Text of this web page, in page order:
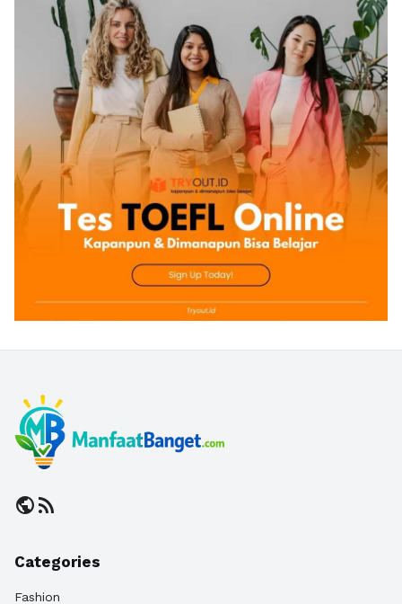
publicrss_feed
Categories
Fashion